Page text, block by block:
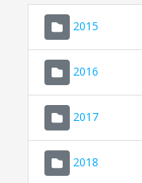
2015
2016
2017
2018